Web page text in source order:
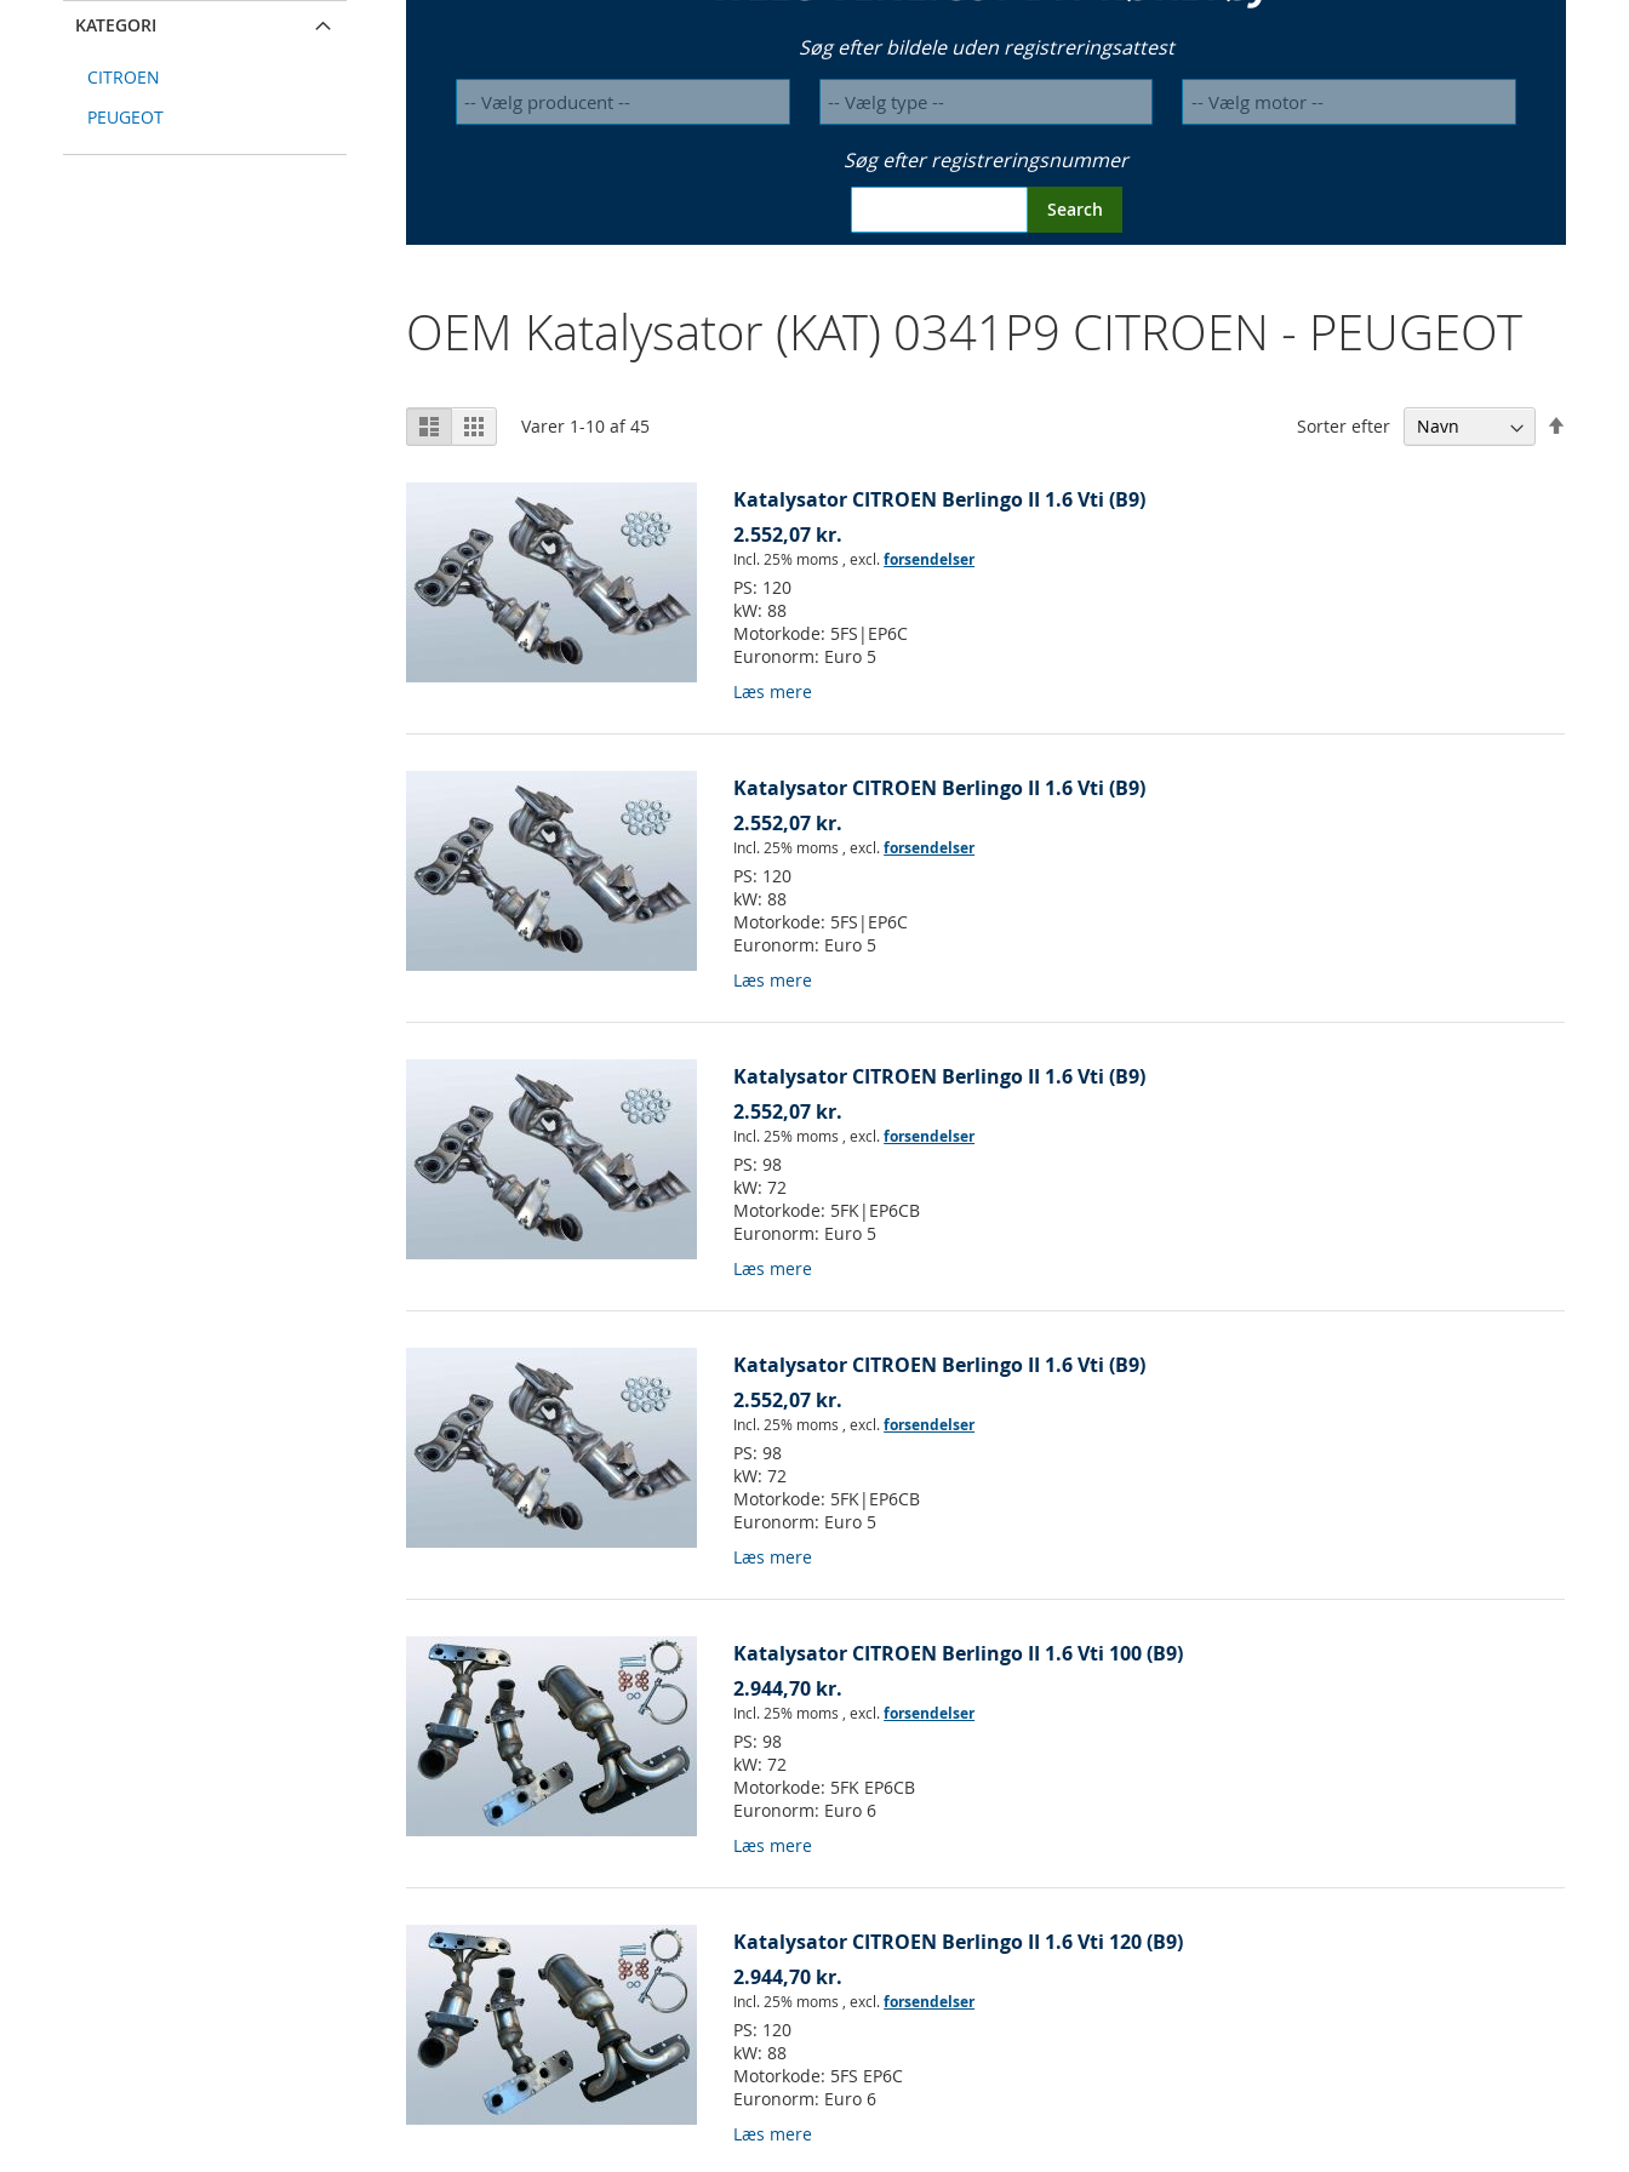
Søg efter bildele uden registreringsattest
Søg efter registreringsnummer
Search
OEM Katalysator (KAT) 0341P9 CITROEN - PEUGEOT
Vis
som
Liste GitterVarer 1-10 af45 Sorter efter
Katalysator CITROEN Berlingo II 1.6 Vti (B9)
2.552,07 kr.
Incl. 25% moms ,excl.forsendelser
PS: 120
kW:88
Motorkode: 5FS|EP6C
Euronorm: Euro 5
Læs mere
Katalysator CITROEN Berlingo II 1.6 Vti (B9)
2.552,07 kr.
Incl. 25% moms ,excl.forsendelser
PS: 120
kW:88
Motorkode: 5FS|EP6C
Euronorm: Euro 5
Læs mere
Katalysator CITROEN Berlingo II 1.6 Vti (B9)
2.552,07 kr.
Incl. 25% moms ,excl.forsendelser
PS:98
kW:72
Motorkode: 5FK|EP6CB
Euronorm: Euro 5
Læs mere
Katalysator CITROEN Berlingo II 1.6 Vti (B9)
2.552,07 kr.
Incl. 25% moms ,excl.forsendelser
PS:98
kW:72
Motorkode: 5FK|EP6CB
Euronorm: Euro 5
Læs mere
Katalysator CITROEN Berlingo II 1.6 Vti 100 (B9)
2.944,70 kr.
Incl. 25% moms ,excl.forsendelser
PS:98
kW:72
Motorkode: 5FK EP6CB
Euronorm: Euro 6
Læs mere
Katalysator CITROEN Berlingo II 1.6 Vti 120 (B9)
2.944,70 kr.
Incl. 25% moms ,excl.forsendelser
PS: 120
kW:88
Motorkode: 5FS EP6C
Euronorm: Euro 6
Læs mere
KATEGORI
CITROEN
PEUGEOT